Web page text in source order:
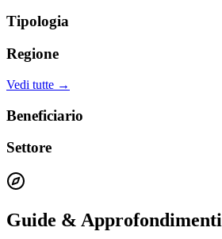
Tipologia
Regione
Vedi tutte →
Beneficiario
Settore
Guide & Approfondimenti